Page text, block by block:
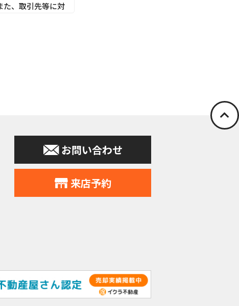
た、取引先等に対
用目的にしたが
止の依頼を所定
申込みの受付、
力会社又は業務
住所、電話番号
す。
供。
個人データをサ
れることとなり
お問い合わせ
来店予約